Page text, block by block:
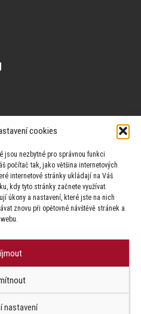
cookies
jsou nezbytné pro správnou funkci
počítač tak, jako většina internetových
internetové stránky ukládají na Váš
kdy tyto stránky začnete využívat.
úkony a nastavení, které jste na nich
znovu při opětovné návštěvě stránek a
nastavení
3
jednotliví autoři.